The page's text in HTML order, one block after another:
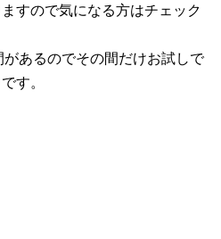
すので気になる方はチェック
あるのでその間だけお試しで
す。